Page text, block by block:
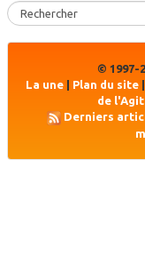
© 1997-
La une | Plan du site |
de
Derniers